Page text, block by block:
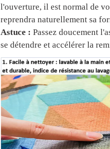
l'ouverture, il est normal de
reprendra naturellement sa
Astuce : Passez doucement
se détendre et accélérer la